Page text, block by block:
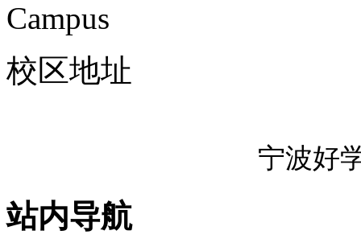
Campus
校区地址
宁波好
站内导航